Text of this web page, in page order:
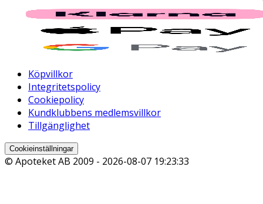
Köpvillkor
Integritetspolicy
Cookiepolicy
Kundklubbens medlemsvillkor
Tillgänglighet
Cookieinställningar
© Apoteket AB 2009 - 2026-08-07 19:23:33